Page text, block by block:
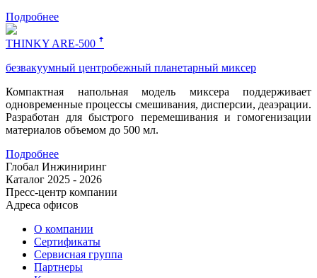
Подробнее
THINKY ARE-500 ꜛ
безвакуумный центробежный планетарный миксер
Компактная напольная модель миксера поддерживает
одновременные процессы смешивания, дисперсии, деаэрации.
Разработан для быстрого перемешивания и гомогенизации
материалов объемом до 500 мл.
Подробнее
Глобал Инжиниринг
Каталог 2025 - 2026
Пресс-центр компании
Адреса офисов
О компании
Сертификаты
Сервисная группа
Партнеры